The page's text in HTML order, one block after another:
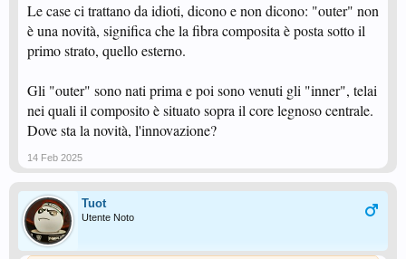
Le case ci trattano da idioti, dicono e non dicono: "outer" non
è una novità, significa che la fibra composita è posta sotto il
primo strato, quello esterno.
Gli "outer" sono nati prima e poi sono venuti gli "inner", telai
nei quali il composito è situato sopra il core legnoso centrale.
Dove sta la novità, l'innovazione?
14 Feb 2025
Tuot
Utente Noto